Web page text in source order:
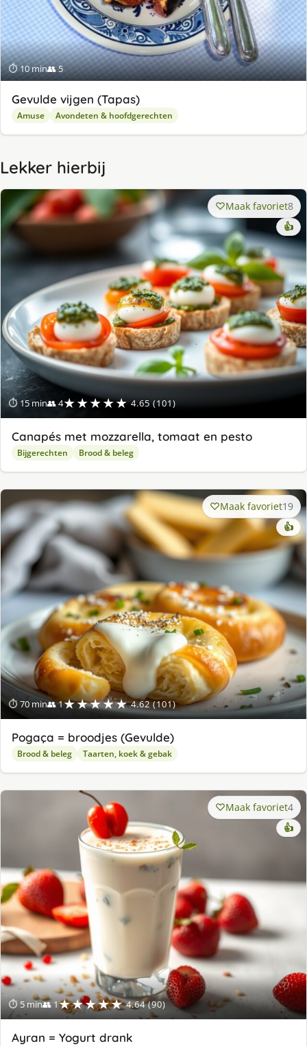
⏱ 10 min👥 5
Gevulde vijgen (Tapas)
Amuse Avondeten & hoofdgerechten
Lekker hierbij
⏱ 15 min👥 4★★★★★ 4.65 (101)
Maak favoriet8
👍
Canapés met mozzarella, tomaat en pesto
Bijgerechten Brood & beleg
⏱ 70 min👥 1★★★★★ 4.62 (101)
Maak favoriet19
👍
Pogaça = broodjes (Gevulde)
Brood & beleg Taarten, koek & gebak
⏱ 5 min👥 1★★★★★ 4.64 (90)
Maak favoriet4
👍
Ayran = Yogurt drank